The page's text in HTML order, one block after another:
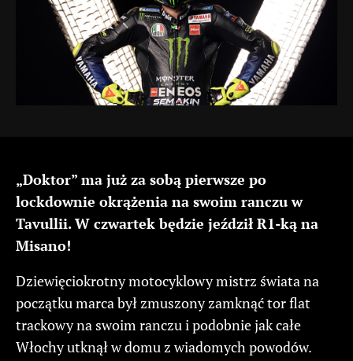
„Doktor” ma już za sobą pierwsze po
lockdownie okrążenia na swoim ranczu w
Tavullii. W czwartek będzie jeździł R1-ką na
Misano!
Dziewięciokrotny motocyklowy mistrz świata na
początku marca był zmuszony zamknąć tor flat
trackowy na swoim ranczu i podobnie jak całe
Włochy utknął w domu z wiadomych powodów.